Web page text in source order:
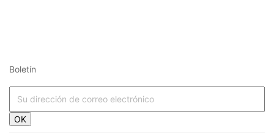

 


 

 
 
Boletín
OK